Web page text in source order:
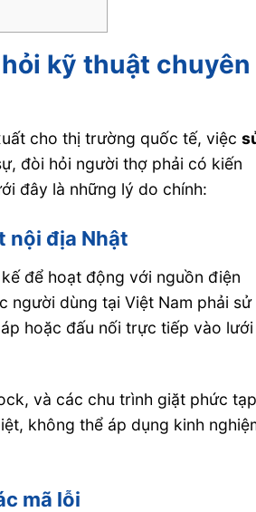
kỹ thuật chuyên
cho thị trường quốc tế, việc
đòi hỏi người thợ phải có kiến
đây là những lý do chính:
nội địa Nhật
để hoạt động với nguồn điện
người dùng tại Việt Nam phải sử
hoặc đấu nối trực tiếp vào lưới
và các chu trình giặt phức tạp
không thể áp dụng kinh
mã lỗi